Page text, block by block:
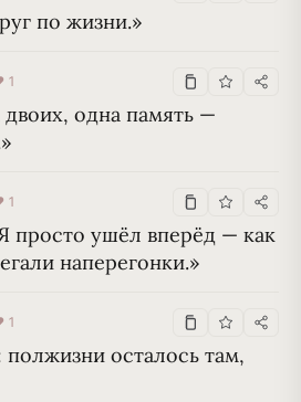
по жизни.»
1
одна память —
1
просто ушёл вперёд — как
наперегонки.»
1
полжизни осталось там,